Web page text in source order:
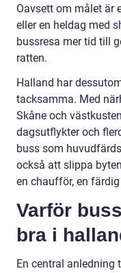
Oavsett om målet är
eller en heldag med
bussresa mer tid till
ratten.
Halland har
tacksamma. Med
Skåne och
dagsutflykter och
buss som
också att slippa
en chaufför, en
Varför
bra i
En central anledning